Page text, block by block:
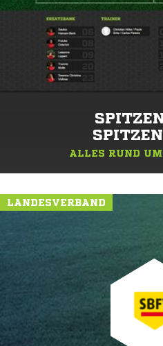
ALLES RUND
LANDESVERBAND